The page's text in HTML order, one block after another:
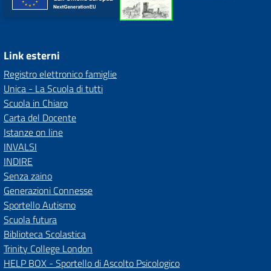
Link esterni
Registro elettronico famiglie
Unica - La Scuola di tutti
Scuola in Chiaro
Carta del Docente
Istanze on line
INVALSI
INDIRE
Senza zaino
Generazioni Connesse
Sportello Autismo
Scuola futura
Biblioteca Scolastica
Trinity College London
HELP BOX - Sportello di Ascolto Psicologico